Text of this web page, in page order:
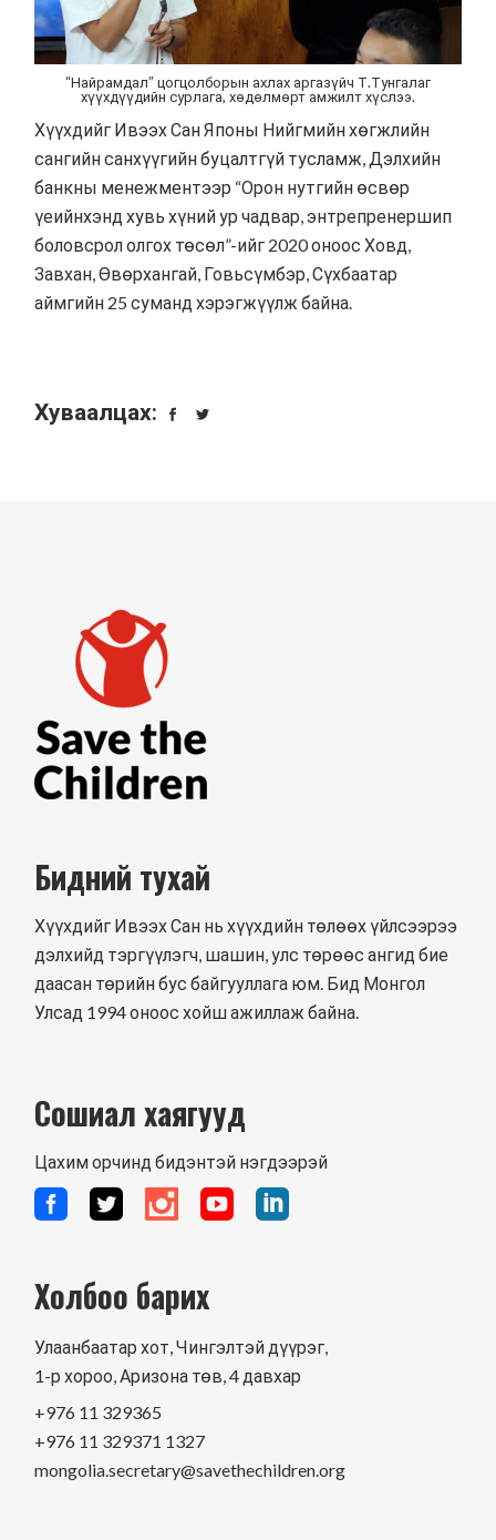
“Найрамдал” цогцолборын ахлах аргазүйч Т.Тунгалаг
хүүхдүүдийн сурлага, хөдөлмөрт амжилт хүслээ.
Хүүхдийг Ивээх Сан Японы Нийгмийн хөгжлийн
сангийн санхүүгийн буцалтгүй тусламж, Дэлхийн
банкны менежментээр “Орон нутгийн өсвөр
үеийнхэнд хувь хүний ур чадвар, энтрепренершип
боловсрол олгох төсөл”-ийг 2020 оноос Ховд,
Завхан, Өвөрхангай, Говьсүмбэр, Сүхбаатар
аймгийн 25 суманд хэрэгжүүлж байна.
Хуваалцах:
Бидний тухай
Хүүхдийг Ивээх Сан нь хүүхдийн төлөөх үйлсээрээ
дэлхийд тэргүүлэгч, шашин, улс төрөөс ангид бие
даасан төрийн бус байгууллага юм. Бид Монгол
Улсад 1994 оноос хойш ажиллаж байна.
Сошиал хаягууд
Цахим орчинд бидэнтэй нэгдээрэй
Холбоо барих
Улаанбаатар хот, Чингэлтэй дүүрэг,
1-р хороо, Аризона төв, 4 давхар
+976 11 329365
+976 11 329371 1327
mongolia.secretary@savethechildren.org